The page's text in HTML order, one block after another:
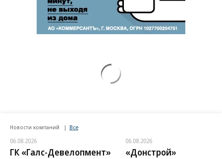
Новости компаний Все
06.08.2026
ГК «Галс-Девелопмент»
06.08.2026
«Донстрой»